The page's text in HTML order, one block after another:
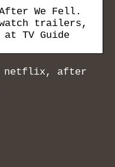
We Fell.
trailers,
TV Guide
netflix, after